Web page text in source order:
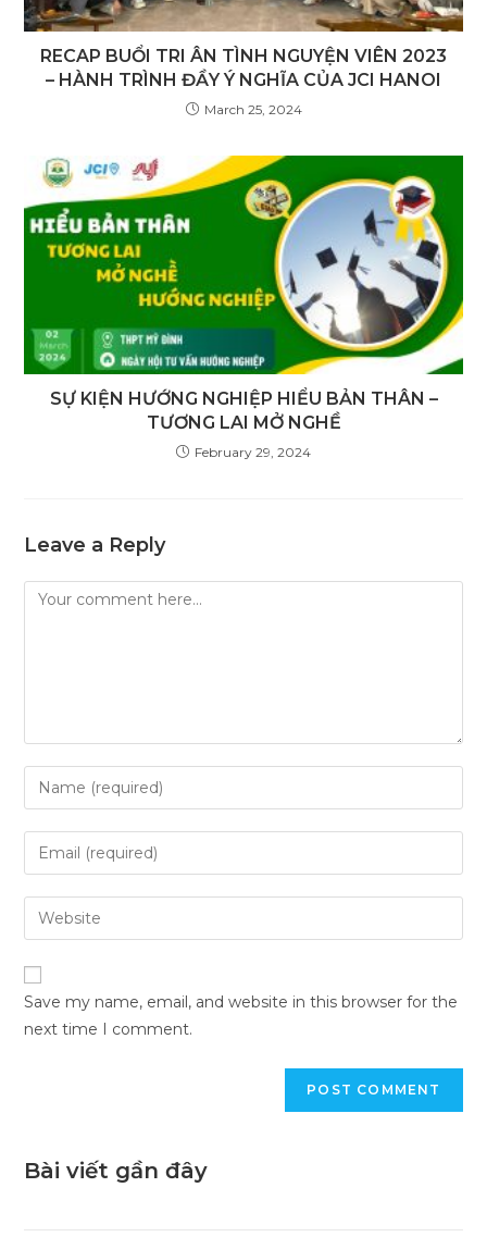
RECAP BUỔI TRI ÂN TÌNH NGUYỆN VIÊN 2023
– HÀNH TRÌNH ĐẦY Ý NGHĨA CỦA JCI HANOI
March 25, 2024
SỰ KIỆN HƯỚNG NGHIỆP HIỂU BẢN THÂN –
TƯƠNG LAI MỞ NGHỀ
February 29, 2024
Leave a Reply
Comment
Enter
your
name
to
comment
Enter
your
email
address
comment
Enter
your
website
Save my name, email, and website in this browser for the
next time I comment.
Bài viết gần đây